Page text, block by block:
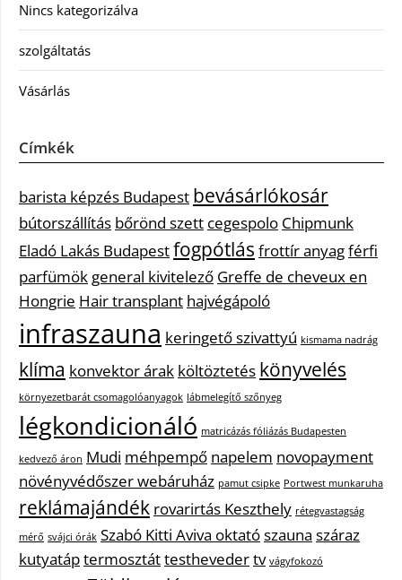
Nincs kategorizálva
szolgáltatás
Vásárlás
Címkék
barista képzés Budapest bevásárlókosár
bútorszállítás bőrönd szett cegespolo Chipmunk
Eladó Lakás Budapestfogpótlás frottír anyagférfi
parfümök general kivitelező Greffe de cheveux en
Hongrie Hair transplant hajvégápoló
infraszauna keringető szivattyú kismama nadrág
klíma konvektor árak költöztetés könyvelés
környezetbarát csomagolóanyagok lábmelegítő szőnyeg
légkondicionáló matricázás fóliázás Budapesten
kedvező áron Mudi méhpempő napelem novopayment
növényvédőszer webáruház pamut csipke Portwest munkaruha
reklámajándék rovarirtás Keszthely rétegvastagság
mérő svájci órák Szabó Kitti Aviva oktatószauna száraz
kutyatáptermosztáttesthevedertv vágyfokozó